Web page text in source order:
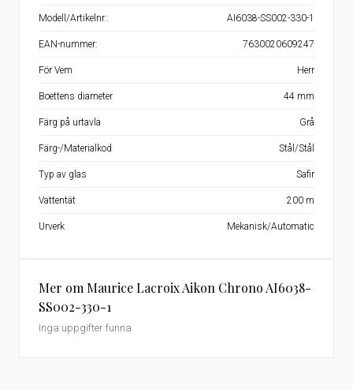
Mer om Maurice Lacroix Aikon Chrono AI6038-
SS002-330-1
Inga uppgifter funna
Modell/Artikelnr.: AI6038-SS002-330-1
EAN-nummer: 7630020609247
För Vem Herr
Boettens diameter 44 mm
Färg på urtavla Grå
Färg-/Materialkod Stål/Stål
Typ av glas Safir
Vattentät 200 m
Urverk Mekanisk/Automatic